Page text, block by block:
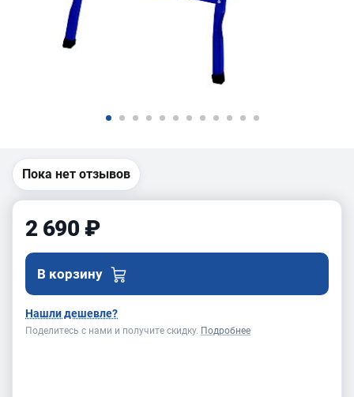
Пока нет отзывов
2 690 ₽
В корзину
Нашли дешевле?
Поделитесь с нами и получите скидку. Подробнее